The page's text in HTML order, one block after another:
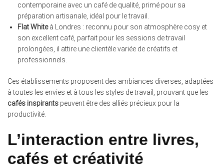
contemporaine avec un café de qualité, primé pour sa
préparation artisanale, idéal pour le travail.
Flat Whiteà Londres : reconnu pour son atmosphère cosy et
son excellent café, parfait pour les sessions de travail
prolongées, il attire une clientèle variée de créatifs et
professionnels.
Ces établissements proposent des ambiances diverses, adaptées
à toutes les envies et à tous les styles de travail, prouvant que les
cafés inspirants peuvent être des alliés précieux pour la
productivité.
L’interaction entre livres,
cafés et créativité